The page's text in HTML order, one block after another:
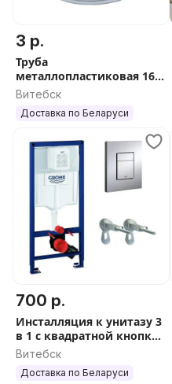
3 р.
Труба
металлопластиковая 16
WM
Витебск
Доставка по Беларуси
700 р.
Инсталляция к унитазу 3
в 1 с квадратной кнопкой
GROHE 38772001
Витебск
Доставка по Беларуси